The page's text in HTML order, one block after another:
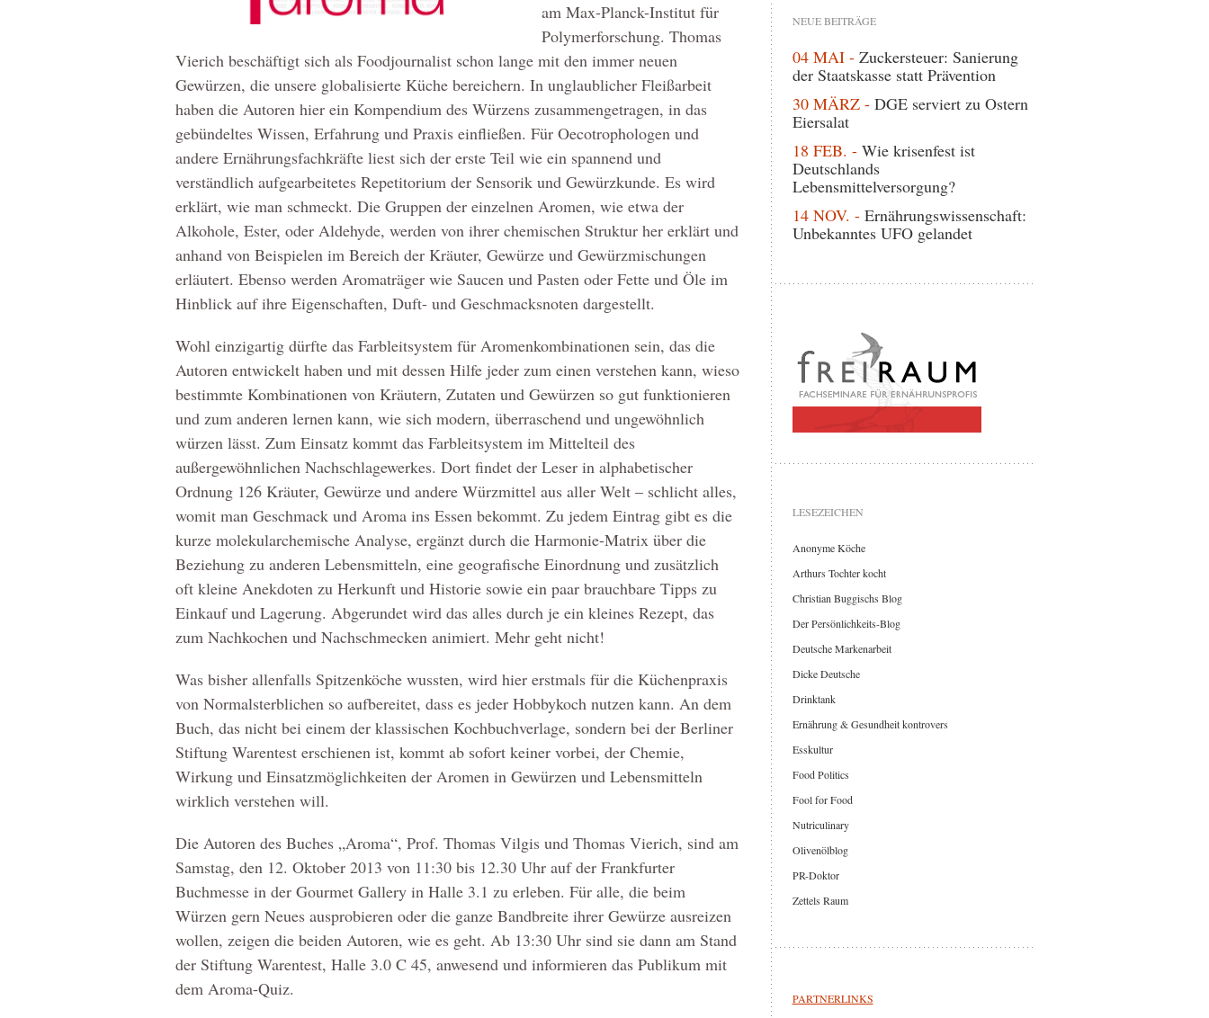
am Max-Planck-Institut für
Polymerforschung. Thomas
Vierich beschäftigt sich als Foodjournalist schon lange mit den immer neuen
Gewürzen, die unsere globalisierte Küche bereichern. In unglaublicher Fleißarbeit
haben die Autoren hier ein Kompendium des Würzens zusammengetragen, in das
gebündeltes Wissen, Erfahrung und Praxis einfließen. Für Oecotrophologen und
andere Ernährungsfachkräfte liest sich der erste Teil wie ein spannend und
verständlich aufgearbeitetes Repetitorium der Sensorik und Gewürzkunde. Es wird
erklärt, wie man schmeckt. Die Gruppen der einzelnen Aromen, wie etwa der
Alkohole, Ester, oder Aldehyde, werden von ihrer chemischen Struktur her erklärt und
anhand von Beispielen im Bereich der Kräuter, Gewürze und Gewürzmischungen
erläutert. Ebenso werden Aromaträger wie Saucen und Pasten oder Fette und Öle im
Hinblick auf ihre Eigenschaften, Duft- und Geschmacksnoten dargestellt.
Wohl einzigartig dürfte das Farbleitsystem für Aromenkombinationen sein, das die
Autoren entwickelt haben und mit dessen Hilfe jeder zum einen verstehen kann, wieso
bestimmte Kombinationen von Kräutern, Zutaten und Gewürzen so gut funktionieren
und zum anderen lernen kann, wie sich modern, überraschend und ungewöhnlich
würzen lässt. Zum Einsatz kommt das Farbleitsystem im Mittelteil des
außergewöhnlichen Nachschlagewerkes. Dort findet der Leser in alphabetischer
Ordnung 126 Kräuter, Gewürze und andere Würzmittel aus aller Welt – schlicht alles,
womit man Geschmack und Aroma ins Essen bekommt. Zu jedem Eintrag gibt es die
kurze molekularchemische Analyse, ergänzt durch die Harmonie-Matrix über die
Beziehung zu anderen Lebensmitteln, eine geografische Einordnung und zusätzlich
oft kleine Anekdoten zu Herkunft und Historie sowie ein paar brauchbare Tipps zu
Einkauf und Lagerung. Abgerundet wird das alles durch je ein kleines Rezept, das
zum Nachkochen und Nachschmecken animiert. Mehr geht nicht!
Was bisher allenfalls Spitzenköche wussten, wird hier erstmals für die Küchenpraxis
von Normalsterblichen so aufbereitet, dass es jeder Hobbykoch nutzen kann. An dem
Buch, das nicht bei einem der klassischen Kochbuchverlage, sondern bei der Berliner
Stiftung Warentest erschienen ist, kommt ab sofort keiner vorbei, der Chemie,
Wirkung und Einsatzmöglichkeiten der Aromen in Gewürzen und Lebensmitteln
wirklich verstehen will.
Die Autoren des Buches „Aroma“, Prof. Thomas Vilgis und Thomas Vierich, sind am
Samstag, den 12. Oktober 2013 von 11:30 bis 12.30 Uhr auf der Frankfurter
Buchmesse in der Gourmet Gallery in Halle 3.1 zu erleben. Für alle, die beim
Würzen gern Neues ausprobieren oder die ganze Bandbreite ihrer Gewürze ausreizen
wollen, zeigen die beiden Autoren, wie es geht. Ab 13:30 Uhr sind sie dann am Stand
der Stiftung Warentest, Halle 3.0 C 45, anwesend und informieren das Publikum mit
dem Aroma-Quiz.
NEUE BEITRÄGE
04 MAI - Zuckersteuer: Sanierung
der Staatskasse statt Prävention
30 MÄRZ - DGE serviert zu Ostern
Eiersalat
18 FEB. - Wie krisenfest ist
Deutschlands
Lebensmittelversorgung?
14 NOV. - Ernährungswissenschaft:
Unbekanntes UFO gelandet
LESEZEICHEN
Anonyme Köche
Arthurs Tochter kocht
Christian Buggischs Blog
Der Persönlichkeits-Blog
Deutsche Markenarbeit
Dicke Deutsche
Drinktank
Ernährung & Gesundheit kontrovers
Esskultur
Food Politics
Fool for Food
Nutriculinary
Olivenölblog
PR-Doktor
Zettels Raum
PARTNERLINKS